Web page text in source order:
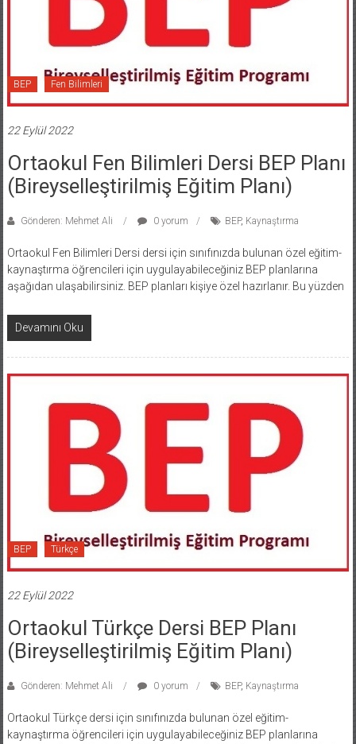
BEP Fen Bilimleri
22 Eylül 2022
Ortaokul Fen Bilimleri Dersi BEP Planı
(Bireyselleştirilmiş Eğitim Planı)
Gönderen: Mehmet Ali 0 yorum BEP, Kaynaştırma
Ortaokul Fen Bilimleri Dersi dersi için sınıfınızda bulunan özel eğitim-
kaynaştırma öğrencileri için uygulayabileceğiniz BEP planlarına
aşağıdan ulaşabilirsiniz. BEP planları kişiye özel hazırlanır. Bu yüzden
Devamını Oku
BEP Türkçe
22 Eylül 2022
Ortaokul Türkçe Dersi BEP Planı
(Bireyselleştirilmiş Eğitim Planı)
Gönderen: Mehmet Ali 0 yorum BEP, Kaynaştırma
Ortaokul Türkçe dersi için sınıfınızda bulunan özel eğitim-
kaynaştırma öğrencileri için uygulayabileceğiniz BEP planlarına